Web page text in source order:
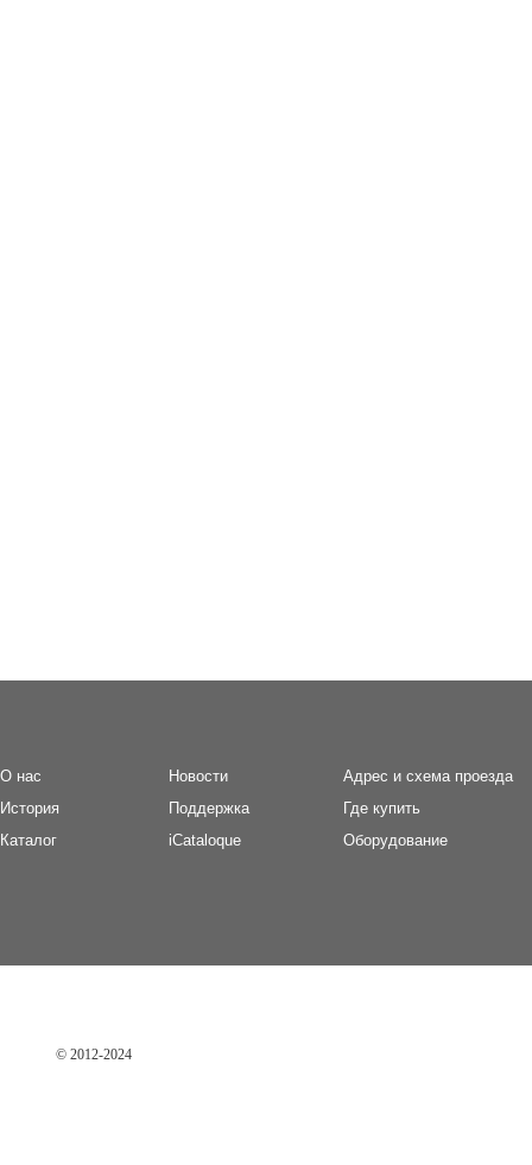
О нас
История
Каталог
Новости
Поддержка
iCataloque
Адрес и схема проезда
Где купить
Оборудование
© 2012-2024